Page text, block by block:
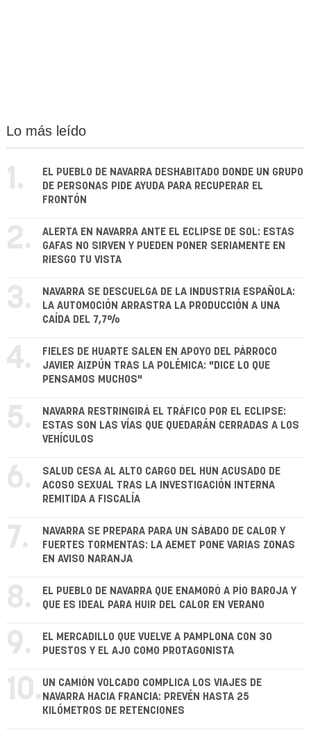
Lo más leído
1.
EL PUEBLO DE NAVARRA DESHABITADO DONDE UN GRUPO
DE PERSONAS PIDE AYUDA PARA RECUPERAR EL
FRONTÓN
2.
ALERTA EN NAVARRA ANTE EL ECLIPSE DE SOL: ESTAS
GAFAS NO SIRVEN Y PUEDEN PONER SERIAMENTE EN
RIESGO TU VISTA
3.
NAVARRA SE DESCUELGA DE LA INDUSTRIA ESPAÑOLA:
LA AUTOMOCIÓN ARRASTRA LA PRODUCCIÓN A UNA
CAÍDA DEL 7,7%
4.
FIELES DE HUARTE SALEN EN APOYO DEL PÁRROCO
JAVIER AIZPÚN TRAS LA POLÉMICA: "DICE LO QUE
PENSAMOS MUCHOS"
5.
NAVARRA RESTRINGIRÁ EL TRÁFICO POR EL ECLIPSE:
ESTAS SON LAS VÍAS QUE QUEDARÁN CERRADAS A LOS
VEHÍCULOS
6.
SALUD CESA AL ALTO CARGO DEL HUN ACUSADO DE
ACOSO SEXUAL TRAS LA INVESTIGACIÓN INTERNA
REMITIDA A FISCALÍA
7.
NAVARRA SE PREPARA PARA UN SÁBADO DE CALOR Y
FUERTES TORMENTAS: LA AEMET PONE VARIAS ZONAS
EN AVISO NARANJA
8.
EL PUEBLO DE NAVARRA QUE ENAMORÓ A PÍO BAROJA Y
QUE ES IDEAL PARA HUIR DEL CALOR EN VERANO
9.
EL MERCADILLO QUE VUELVE A PAMPLONA CON 30
PUESTOS Y EL AJO COMO PROTAGONISTA
10. UN CAMIÓN VOLCADO COMPLICA LOS VIAJES DE
NAVARRA HACIA FRANCIA: PREVÉN HASTA 25
KILÓMETROS DE RETENCIONES